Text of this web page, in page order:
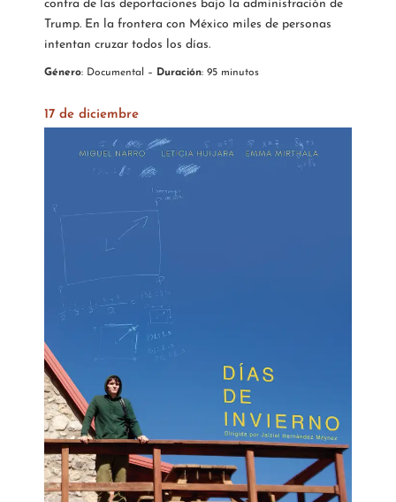
contra de las deportaciones bajo la administración de
Trump. En la frontera con México miles de personas
intentan cruzar todos los días.
Género: Documental – Duración: 95 minutos
17 de diciembre